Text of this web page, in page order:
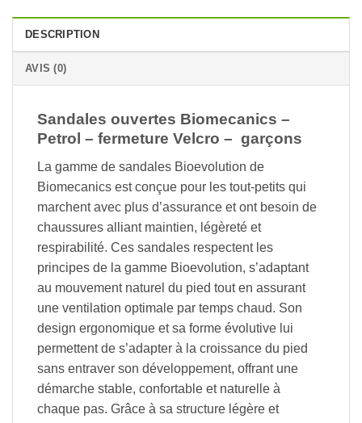
DESCRIPTION
AVIS (0)
Sandales ouvertes Biomecanics –
Petrol – fermeture Velcro – garçons
La gamme de sandales Bioevolution de
Biomecanics est conçue pour les tout-petits qui
marchent avec plus d’assurance et ont besoin de
chaussures alliant maintien, légèreté et
respirabilité. Ces sandales respectent les
principes de la gamme Bioevolution, s’adaptant
au mouvement naturel du pied tout en assurant
une ventilation optimale par temps chaud. Son
design ergonomique et sa forme évolutive lui
permettent de s’adapter à la croissance du pied
sans entraver son développement, offrant une
démarche stable, confortable et naturelle à
chaque pas. Grâce à sa structure légère et